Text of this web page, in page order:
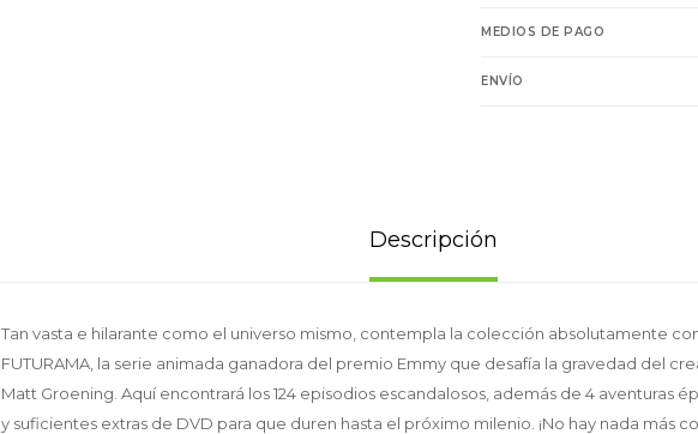
MEDIOS DE PAGO
ENVÍO
Descripción
Tan vasta e hilarante como el universo mismo, contempla la colección absolutamente
FUTURAMA, la serie animada ganadora del premio Emmy que desafía la gravedad del
Matt Groening. Aquí encontrará los 124 episodios escandalosos, además de 4 aventuras
y suficientes extras de DVD para que duren hasta el próximo milenio. ¡No hay nada más